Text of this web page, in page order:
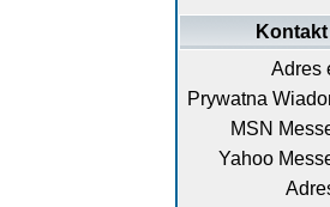
Adres
Prywatna
MSN
Yahoo